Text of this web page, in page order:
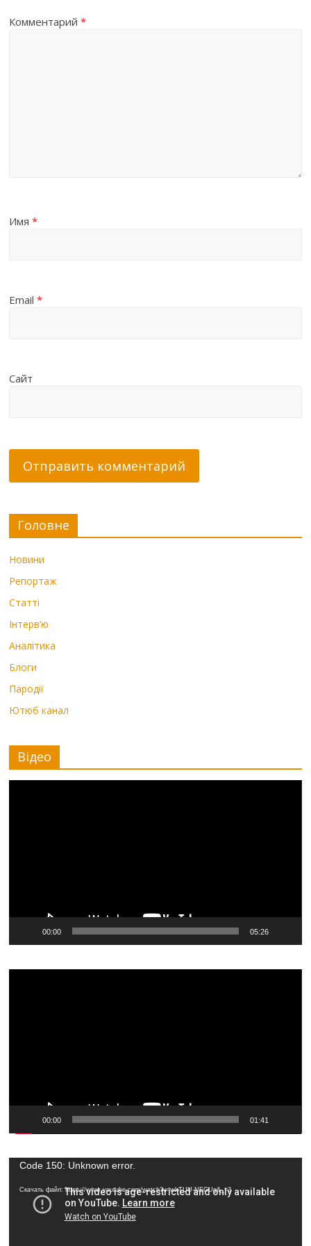
Комментарий*
Имя*
Email*
Сайт
Головне
Новини
Репортаж
Статті
Інтерв’ю
Аналітика
Блоги
Пародії
Ютюб канал
Відео
00:00 05:26
00:00 01:41
Видеоплеер
Code 150: Unknown error.
Скачать файл: https://www.youtube.com/watch?v=wkTUU-NEGUg&_=3